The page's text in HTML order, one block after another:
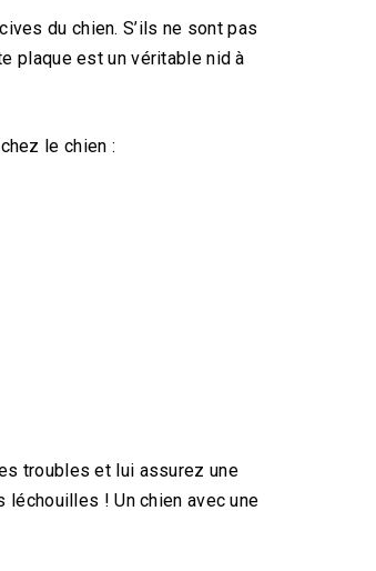
du chien. S’ils ne sont pas
plaque est un véritable nid à
le chien :
troubles et lui assurez une
! Un chien avec une